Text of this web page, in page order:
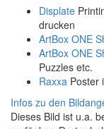
Displate
drucken
ArtBox ONE
ArtBox ONE
Puzzles etc.
Raxxa Poster
Infos zu den
Dieses Bild ist u.a.